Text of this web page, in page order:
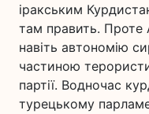
іракським
там править. Проте
навіть автономію
частиною
партії. Водночас
турецькому